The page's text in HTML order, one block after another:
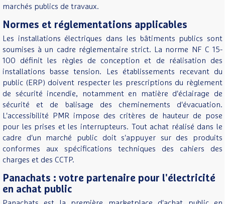
marchés publics de travaux.
Normes et réglementations applicables
Les installations électriques dans les bâtiments publics sont
soumises à un cadre réglementaire strict. La norme NF C 15-
100 définit les règles de conception et de réalisation des
installations basse tension. Les établissements recevant du
public (ERP) doivent respecter les prescriptions du règlement
de sécurité incendie, notamment en matière d'éclairage de
sécurité et de balisage des cheminements d'évacuation.
L'accessibilité PMR impose des critères de hauteur de pose
pour les prises et les interrupteurs. Tout achat réalisé dans le
cadre d'un marché public doit s'appuyer sur des produits
conformes aux spécifications techniques des cahiers des
charges et des CCTP.
Panachats : votre partenaire pour l'électricité
en achat public